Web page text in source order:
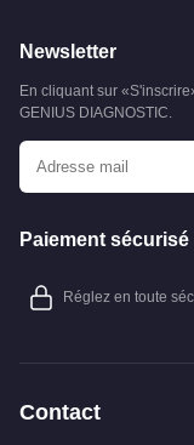
Newsletter
En cliquant sur
GENIUS DIAGNOSTIC.
Paiement sécurisé
Réglez en toute
Contact